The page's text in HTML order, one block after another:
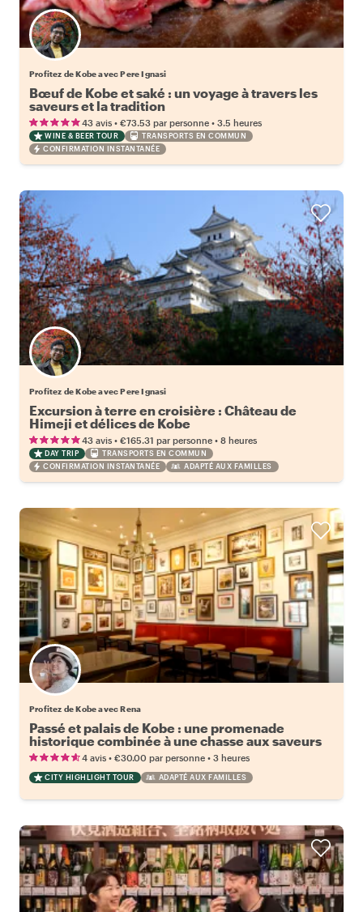
Profitez de Kobe avec Pere Ignasi
Bœuf de Kobe et saké : un voyage à travers les
saveurs et la tradition
43 avis • €73.53 par personne • 3.5 heures
WINE & BEER TOUR
TRANSPORTS EN COMMUN
CONFIRMATION INSTANTANÉE
Profitez de Kobe avec Pere Ignasi
Excursion à terre en croisière : Château de
Himeji et délices de Kobe
43 avis • €165.31 par personne • 8 heures
DAY TRIP
TRANSPORTS EN COMMUN
CONFIRMATION INSTANTANÉE
ADAPTÉ AUX FAMILLES
Profitez de Kobe avec Rena
Passé et palais de Kobe : une promenade
historique combinée à une chasse aux saveurs
fraîches4 avis • €30.00 par personne • 3 heures
CITY HIGHLIGHT TOUR ADAPTÉ AUX FAMILLES